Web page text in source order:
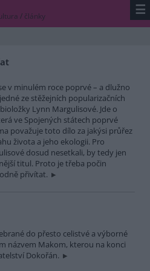
/ články ☰
v minulém roce poprvé – a dlužno
ze stěžejních popularizačních
Lynn Margulisové. Jde o
ve Spojených státech poprvé
považuje toto dílo za jakýsi průřez
života a jeho ekologii. Pro
dosud nesetkali, by tedy jen
titul. Proto je třeba počin
přivítat.
do přesto celistvé a výborné
názvem Makom, kterou na konci
Dokořán.